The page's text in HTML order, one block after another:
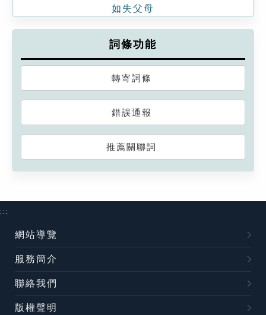
如失父母
詞條功能
轉寄詞條
錯誤通報
推薦關聯詞
:::
網站導覽
服務簡介
聯絡我們
版權聲明